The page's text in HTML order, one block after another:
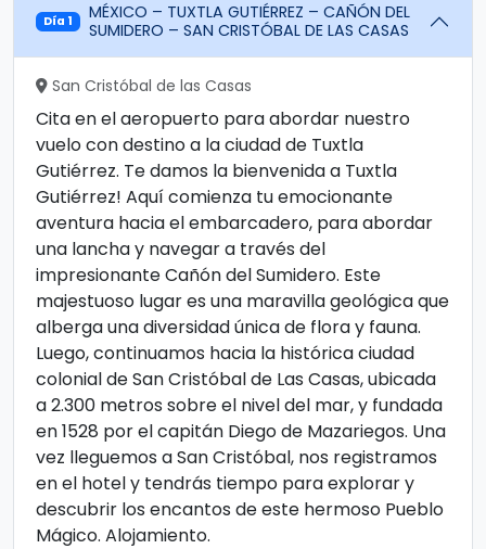
Día 1
MÉXICO – TUXTLA GUTIÉRREZ – CAÑÓN DEL
SUMIDERO – SAN CRISTÓBAL DE LAS CASAS
San Cristóbal de las Casas
Cita en el aeropuerto para abordar nuestro
vuelo con destino a la ciudad de Tuxtla
Gutiérrez. Te damos la bienvenida a Tuxtla
Gutiérrez! Aquí comienza tu emocionante
aventura hacia el embarcadero, para abordar
una lancha y navegar a través del
impresionante Cañón del Sumidero. Este
majestuoso lugar es una maravilla geológica que
alberga una diversidad única de flora y fauna.
Luego, continuamos hacia la histórica ciudad
colonial de San Cristóbal de Las Casas, ubicada
a 2.300 metros sobre el nivel del mar, y fundada
en 1528 por el capitán Diego de Mazariegos. Una
vez lleguemos a San Cristóbal, nos registramos
en el hotel y tendrás tiempo para explorar y
descubrir los encantos de este hermoso Pueblo
Mágico. Alojamiento.